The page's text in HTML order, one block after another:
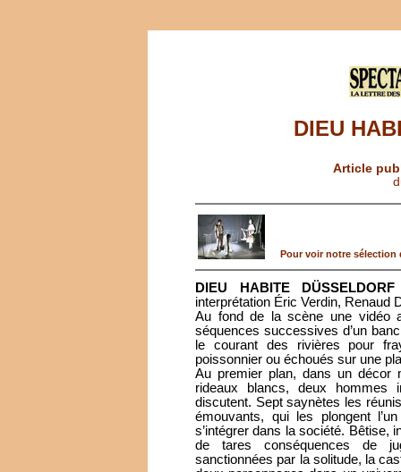
DIEU
Article
Pour voir notre sélection
DIEU HABITE DÜSSELDORF
interprétation Éric Verdin, Renaud
Au fond de la scène une vidéo
séquences successives d’un
le courant des rivières pour
poissonnier ou échoués sur une
Au premier plan, dans un décor
rideaux blancs, deux hommes
discutent. Sept saynètes les
émouvants, qui les plongent
s’intégrer dans la société. Bêtise,
de tares conséquences de
sanctionnées par la solitude, la